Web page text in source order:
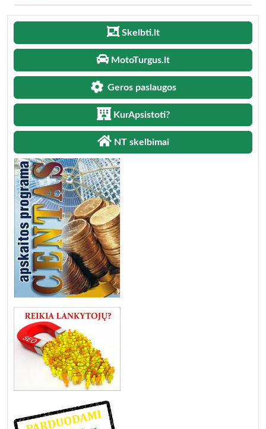
Skelbti.lt
MotoTurgus.lt
Geros paslaugos
KurApsistoti?
NT skelbimai